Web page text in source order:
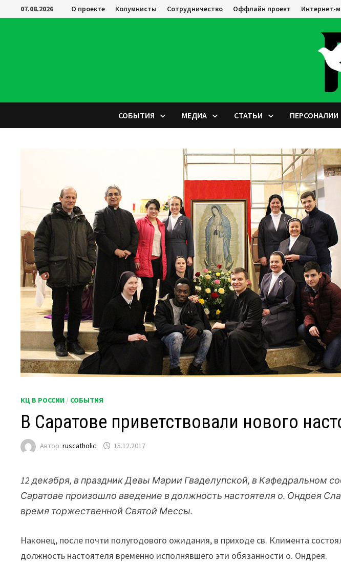
Перейти
к
07.08.2026 О проекте Колумнисты Сотрудничество Оффлайн проект Интернет-
СОБЫТИЯ МЕДИА СТАТЬИ ПЕРСОНАЛИИ
КЦ В РОССИИ / СОБЫТИЯ
В Саратове приветствовали нового
Автор:ruscatholic 15.12.2017
12 декабря, в праздник Девы Марии Гваделупской, в Кафедральном
Саратове произошло введение в должность настоятеля о. Ондрея
время торжественной Святой Мессы.
Наконец, после почти полугодового ожидания, в приходе св. Климента
должность настоятеля временно исполнявшего эти обязанности о. Ондрея.